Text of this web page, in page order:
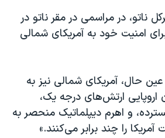
ناتو، در مراسمی در مقر ناتو در
امنیت خود به آمریکای شمالی
عین حال، آمریکای شمالی نیز به
اروپایی ارتش‌های درجه یک،
و اهرم دیپلماتیک منحصر به
را چند برابر می‌کنند.»